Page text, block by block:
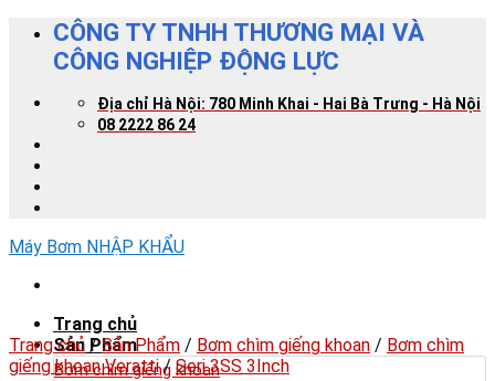
Skip
content
CÔNG TY TNHH THƯƠNG MẠI VÀ
CÔNG NGHIỆP ĐỘNG LỰC
Địa chỉ Hà Nội: 780 Minh Khai - Hai Bà Trưng - Hà Nội
08 2222 86 24
Máy Bơm NHẬP KHẨU
Trang chủ
Sản Phẩm
Bơm chìm giếng khoan
Trang chủ / Sản Phẩm / Bơm chìm giếng khoan / Bơm chìm
giếng khoan Veratti / Seri 3SS 3Inch